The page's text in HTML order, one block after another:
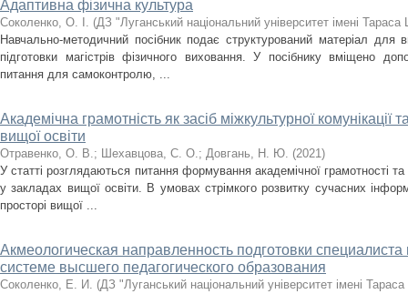
Адаптивна фізична культура
Соколенко, О. І. (ДЗ "Луганський національний університет імені
Навчально-методичний посібник подає структурований матеріал для
підготовки магістрів фізичного виховання. У посібнику вміщено
питання для самоконтролю, ...
Академічна грамотність як засіб міжкультурної комунікації
вищої освіти
Отравенко, О. В.; Шехавцова, С. О.; Довгань, Н. Ю. (2021)
У статті розглядаються питання формування академічної грамотності та
у закладах вищої освіти. В умовах стрімкого розвитку сучасних
просторі вищої ...
Акмеологическая направленность подготовки специалиста
системе высшего педагогического образования
Соколенко, Е. И. (ДЗ "Луганський національний університет імені